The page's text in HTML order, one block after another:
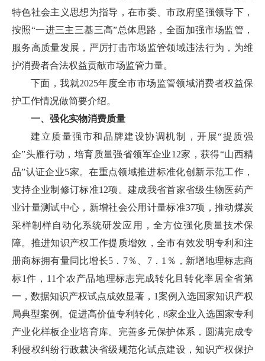
特色社会主义思想为指导，在市委、市政府坚强领导下，
按照“一进三主三基三高”总体思路，全面加强市场监管，
服务高质量发展，严厉打击市场监管领域违法行为，为维
护消费者合法权益贡献市场监管力量。
下面，我就2025年度全市市场监管领域消费者权益保
护工作情况做简要介绍。
一、强化实物消费质量
建立质量强市和品牌建设协调机制，开展“提质强
企”头雁行动，培育质量强省领军企业12家，获得“山西精
品”认证企业5家。在重点领域推进标准化创新示范工作，
支持企业制修订标准12项。建成我省首家省级生物医药产
业计量测试中心，新增社会公用计量标准37项，推动煤炭
采样制样自动化系统研发应用，全方位强化质量技术保
障。推进知识产权工作提质增效，全市有效发明专利和注
册商标拥有量同比增长5．7％、7．1％，新增地理标志商
标1件，11个农产品地理标志完成转化且转化率居全省第
一，数据知识产权试点成效显著，1案例入选国家知识产权
局典型案例。促进高价值专利转化，8家企业入选国家专利
产业化样板企业培育库。完善多元保护体系，圆满完成专
利侵权纠纷行政裁决省级规范化试点建设，知识产权保护